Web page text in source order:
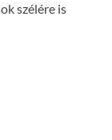
szélére is